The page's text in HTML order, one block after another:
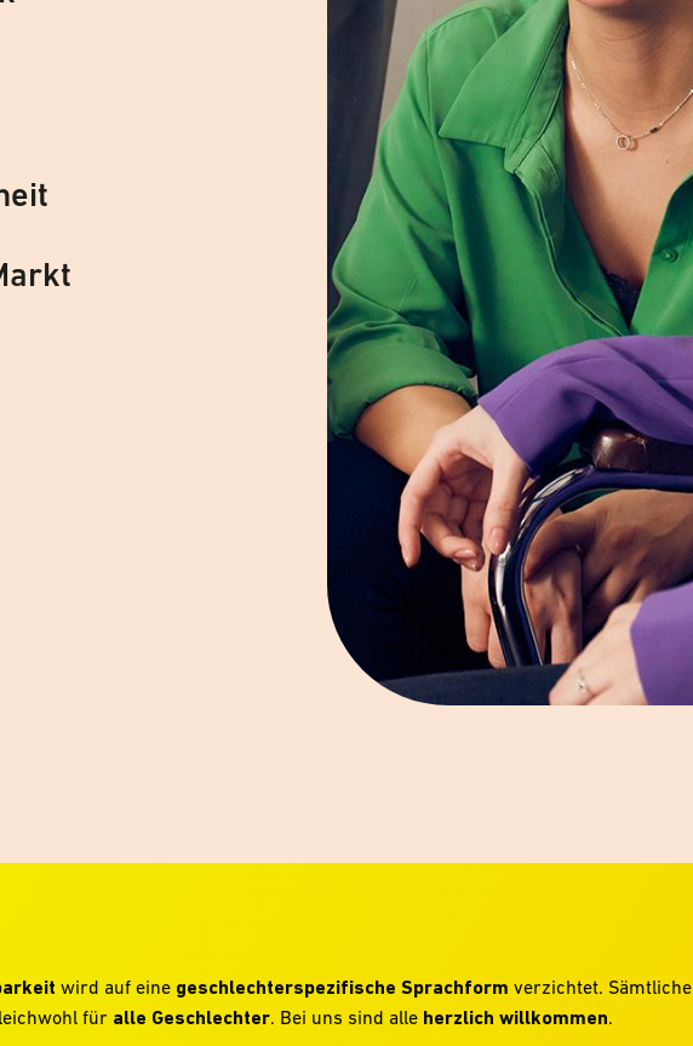
wird auf eine geschlechterspezifische Sprachform verzichtet. Sämtliche
für alle Geschlechter. Bei uns sind alle herzlich willkommen.